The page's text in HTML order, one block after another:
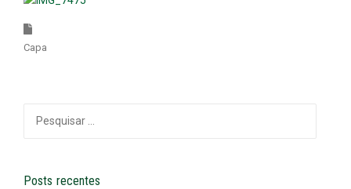
Capa
Posts recentes